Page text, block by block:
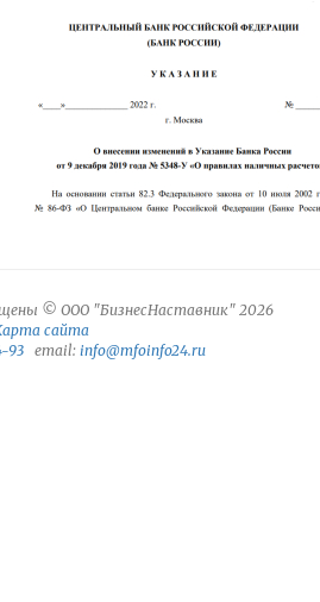
© ООО "БизнесНаставник" 2026
сайта
93 email: info@mfoinfo24.ru